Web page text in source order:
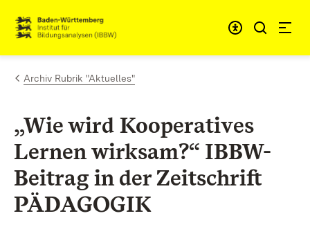
Zum Inhalt springen
Link zur Startseite
Archiv Rubrik "Aktuelles"
„Wie wird Kooperatives
Lernen wirksam?“ IBBW-
Beitrag in der Zeitschrift
PÄDAGOGIK